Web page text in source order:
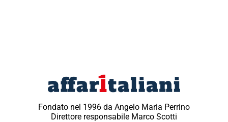
Fondato nel 1996 da Angelo Maria Perrino
Direttore responsabile Marco Scotti